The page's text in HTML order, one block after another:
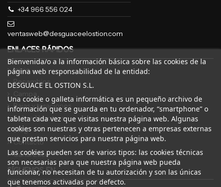
+34 966 556 024
ventasweb@desguaceelostion.com
ENLACES RÁPIDOS
Inicio
Recambios
Campa
Bajas y tasaciones
Sobre Nosotros
Blog
Contacto
Canal Ético
Bienvenida/o a la información básica sobre las cookies de la
página web responsabilidad de la entidad:
DESGUACE EL OSTION S.L.
Una cookie o galleta informática es un pequeño archivo de
información que se guarda en tu ordenador, “smartphone” o
tableta cada vez que visitas nuestra página web. Algunas
cookies son nuestras y otras pertenecen a empresas externas
que prestan servicios para nuestra página web.
Las cookies pueden ser de varios tipos: las cookies técnicas
son necesarias para que nuestra página web pueda
funcionar, no necesitan de tu autorización y son las únicas
que tenemos activadas por defecto.
SÍGUENOS EN